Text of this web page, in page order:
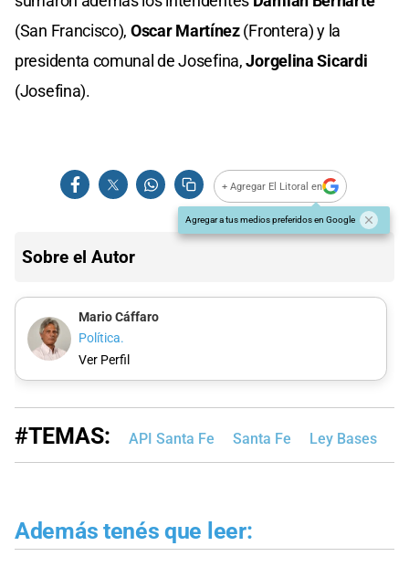
(San Francisco), Oscar Martínez(Frontera) y la
presidenta comunal de Josefina,Jorgelina Sicardi
(Josefina).
+ Agregar El Litoral en
Agregar a tus medios preferidos en Google
Sobre el Autor
Mario Cáffaro
Política.
Ver Perfil
#TEMAS: API Santa Fe Santa Fe Ley Bases
Además tenés que leer: